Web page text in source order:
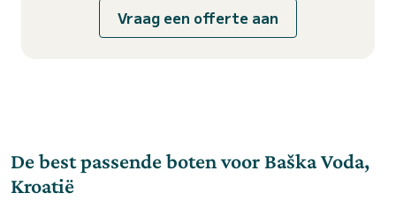
Vraag een offerte aan
De best passende boten voor Baška Voda,
Kroatië